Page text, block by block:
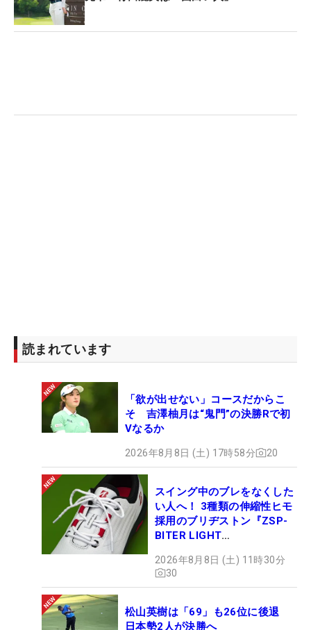
グ法、”ご機嫌でいること”が自身3戦目にして形とな
った今大会。それに加え、使用している「キャロウ
読まれています
「欲が出せない」コースだからこ
そ 吉澤柚月は“鬼門”の決勝Rで初
Vなるか
2026年8月8日 (土) 17時58分 20
スイング中のブレをなくした
い人へ！ 3種類の伸縮性ヒモ
採用のブリヂストン『ZSP-
BITER LIGHT
ュー
2026年8月8日 (土) 11時30分
30
松山英樹は「69」も26位に後退
日本勢2人が決勝へ